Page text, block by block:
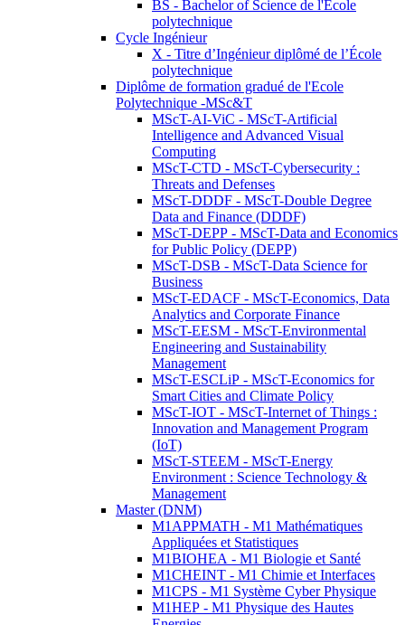
BS - Bachelor of Science de l'Ecole
polytechnique
Cycle Ingénieur
X - Titre d’Ingénieur diplômé de l’École
polytechnique
Diplôme de formation gradué de l'Ecole
Polytechnique -MSc&T
MScT-AI-ViC - MScT-Artificial
Intelligence and Advanced Visual
Computing
MScT-CTD - MScT-Cybersecurity :
Threats and Defenses
MScT-DDDF - MScT-Double Degree
Data and Finance (DDDF)
MScT-DEPP - MScT-Data and Economics
for Public Policy (DEPP)
MScT-DSB - MScT-Data Science for
Business
MScT-EDACF - MScT-Economics, Data
Analytics and Corporate Finance
MScT-EESM - MScT-Environmental
Engineering and Sustainability
Management
MScT-ESCLiP - MScT-Economics for
Smart Cities and Climate Policy
MScT-IOT - MScT-Internet of Things :
Innovation and Management Program
(IoT)
MScT-STEEM - MScT-Energy
Environment : Science Technology &
Management
Master (DNM)
M1APPMATH - M1 Mathématiques
Appliquées et Statistiques
M1BIOHEA - M1 Biologie et Santé
M1CHEINT - M1 Chimie et Interfaces
M1CPS - M1 Système Cyber Physique
M1HEP - M1 Physique des Hautes